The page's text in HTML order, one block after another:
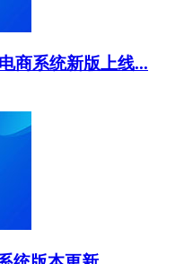
商系统新版上线...